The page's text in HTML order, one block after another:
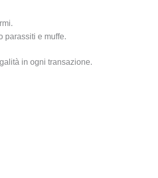
parassiti e muffe.
in ogni transazione.